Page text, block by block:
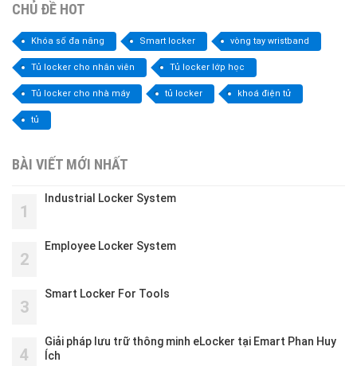
CHỦ ĐỀ HOT
Khóa số đa năng Smart locker vòng tay wristband
Tủ locker cho nhân viên Tủ locker lớp học
Tủ locker cho nhà máy tủ locker khoá điện tử
tủ
BÀI VIẾT MỚI NHẤT
1
Industrial Locker System
2
Employee Locker System
3
Smart Locker For Tools
4
Giải pháp lưu trữ thông minh eLocker tại Emart Phan Huy
Ích